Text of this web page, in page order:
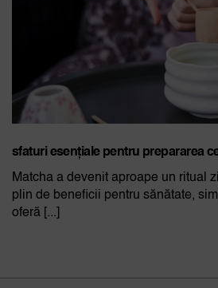
sfaturi esențiale pentru prepararea
Matcha a devenit aproape un ritual
plin de beneficii pentru sănătate,
oferă [...]